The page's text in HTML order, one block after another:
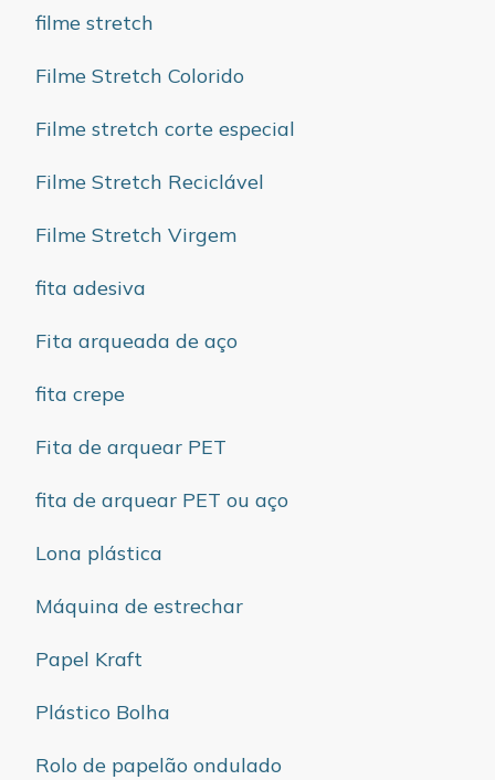
filme stretch
Filme Stretch Colorido
Filme stretch corte especial
Filme Stretch Reciclável
Filme Stretch Virgem
fita adesiva
Fita arqueada de aço
fita crepe
Fita de arquear PET
fita de arquear PET ou aço
Lona plástica
Máquina de estrechar
Papel Kraft
Plástico Bolha
Rolo de papelão ondulado